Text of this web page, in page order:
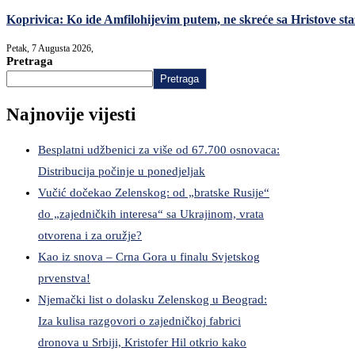
Koprivica: Ko ide Amfilohijevim putem, ne skreće sa Hristove
Petak, 7 Augusta 2026,
Pretraga
Pretraga
Najnovije vijesti
Besplatni udžbenici za više od 67.700 osnovaca:
Distribucija počinje u ponedjeljak
Vučić dočekao Zelenskog: od „bratske Rusije“
do „zajedničkih interesa“ sa Ukrajinom, vrata
otvorena i za oružje?
Kao iz snova – Crna Gora u finalu Svjetskog
prvenstva!
Njemački list o dolasku Zelenskog u Beograd:
Iza kulisa razgovori o zajedničkoj fabrici
dronova u Srbiji, Kristofer Hil otkrio kako